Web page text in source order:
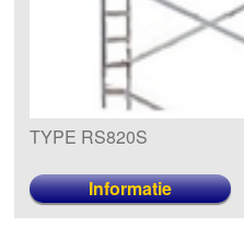
TYPE RS820S
Informatie